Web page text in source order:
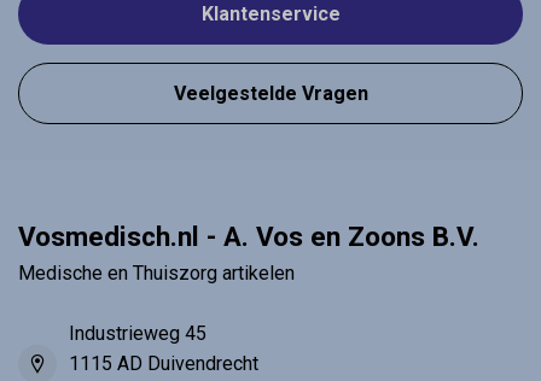
Klantenservice
Veelgestelde Vragen
Vosmedisch.nl - A. Vos en Zoons B.V.
Medische en Thuiszorg artikelen
Industrieweg 45
1115 AD Duivendrecht